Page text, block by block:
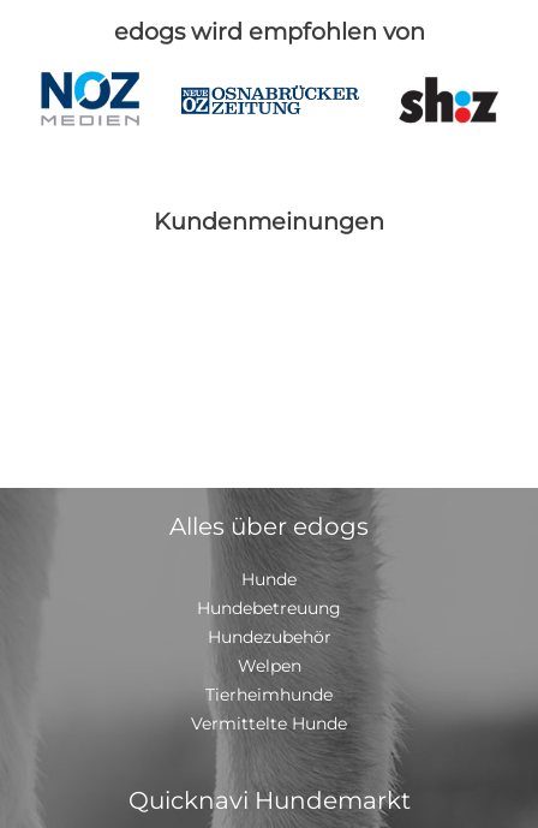
edogs wird empfohlen von
Kundenmeinungen
Alles über edogs
Hunde
Hundebetreuung
Hundezubehör
Welpen
Tierheimhunde
Vermittelte Hunde
Quicknavi Hundemarkt